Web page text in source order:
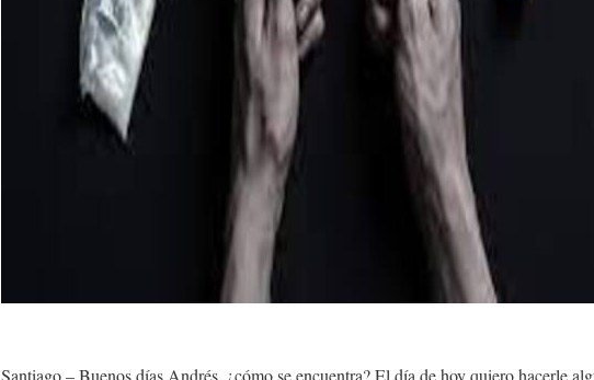
Santiago –Buenos días Andrés, ¿cómo se encuentra? El día de hoy quiero hacerle